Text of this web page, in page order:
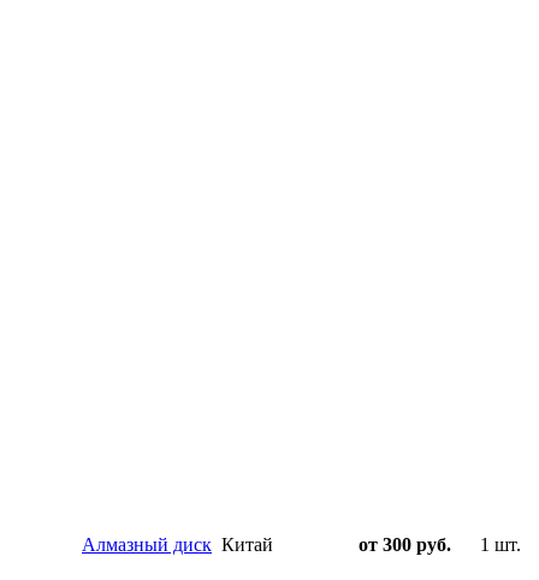
Алмазный диск Китай от 300 руб. 1 шт.